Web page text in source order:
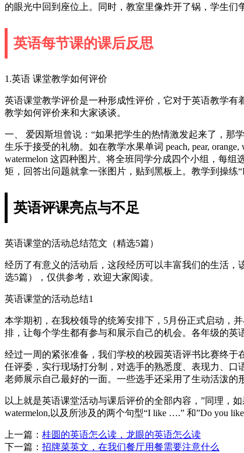
的眼光中回到座位上。同时，教室里像炸开了锅，学生们
英语每节课的课后反思
1.英语 课堂教学如何评价
英语课堂教学评价是一种形成性评价，它对于英语教学
教学如何评价来和大家谈谈。
一、 爱因斯坦曾说：“如果把学生的热情激发起来了，那
生乐于接受的礼物。如在教学水果单词 peach, pear,
watermelon 这四种图片。将全班同学分成四个小组，每
矩，回答出问题就拿一张图片，贴到黑板上。教学到操练
英语评课亮点与不足
英语课堂的活动总结范文（精选5篇）
经历了有意义的活动后，这段经历可以丰富我们的生活
选5篇），仅供参考，欢迎大家阅读。
英语课堂的活动总结1
本学期初，在我校领导的统筹安排下，5月份正式启动，
排，让每个学生都有参与和展示自己的机会。各年级的英
经过一周的紧张准备，我们学校的校园英语评书比赛终
任评委，实行现场打分制，对选手的熟悉度、表现力、
老师展示自己最好的一面。一些选手还采用了生动活泼的
以上就是英语课堂活动与课后评价的全部内容，”同理，
watermelon,以及所涉及的两个句型“I like ….” 和”Do you
上一篇： 桂圆的英语怎么读，龙眼的英语怎么读
下一篇： 招牌菜英文，在我们餐厅用餐需要注意什么